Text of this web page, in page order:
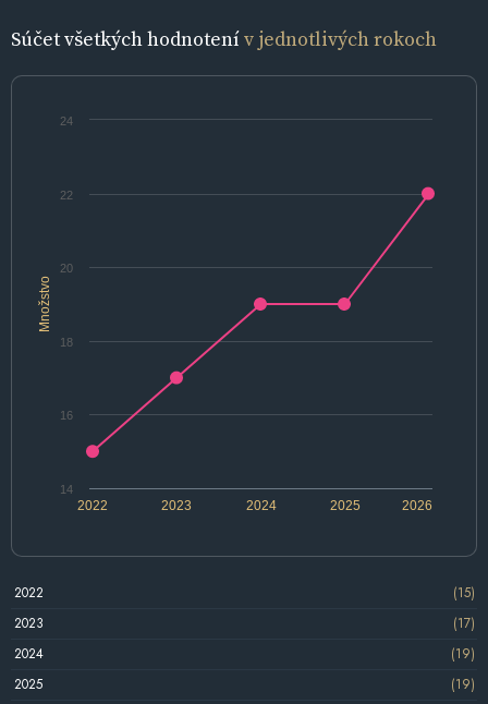
Súčet všetkých hodnotenív jednotlivých rokoch
Množstvo
2022 2024 2026
2023 2025
14
16
18
20
22
24
2022
(15)
2023
(17)
2024
(19)
2025
(19)